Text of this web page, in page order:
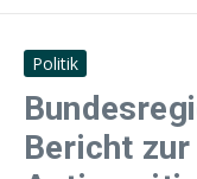
Politik
Bericht